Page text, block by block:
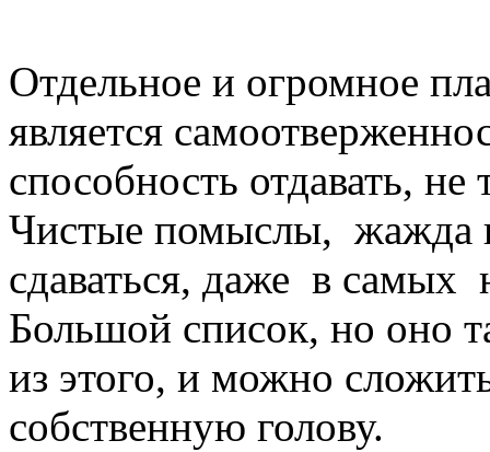
Отдельное и огромное
является
способность отдавать,
Чистые помыслы, жажда
сдаваться, даже в
Большой список, но оно
из этого, и можно
собственную голову.